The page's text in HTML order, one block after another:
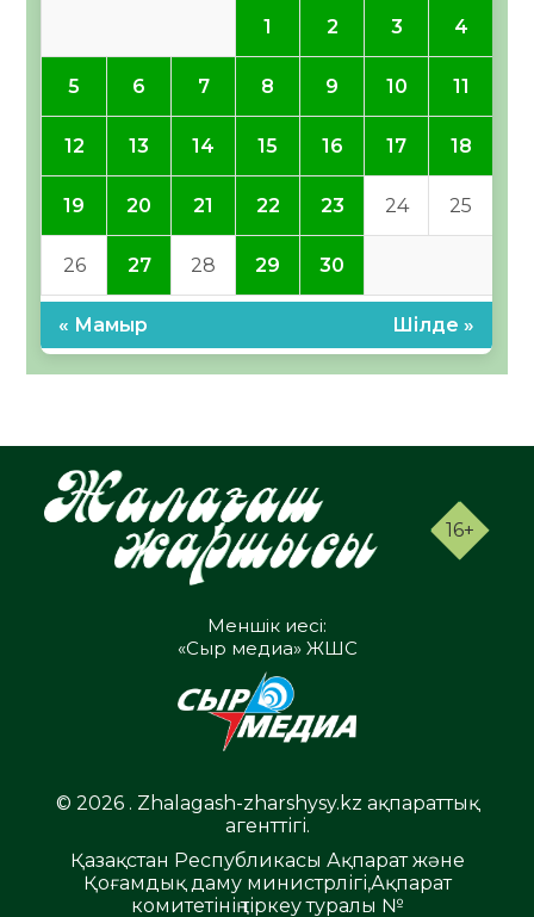
1 2 3 4
5 6 7 8 9 10 11
12 13 14 15 16 17 18
19 20 21 22 23 24 25
26 27 28 29 30
« Мамыр Шілде »
16+
Меншік иесі:
«Сыр медиа» ЖШС
© 2026 . Zhalagash-zharshysy.kz ақпараттық
агенттігі.
Қазақстан Республикасы Ақпарат және
Қоғамдық даму министрлігі,Ақпарат
комитетінің тіркеу туралы №